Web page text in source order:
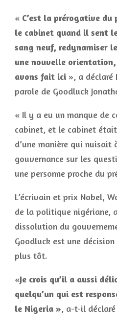
« C’est la prérogative du
le cabinet quand il sent
sang neuf, redynamiser
une nouvelle orientation,
avons fait ici », a déclaré
parole de Goodluck
« Il y a eu un manque de
cabinet, et le cabinet
d’une manière qui nuisait
gouvernance sur les
une personne proche du
L’écrivain et prix Nobel,
de la politique nigériane,
dissolution du
Goodluck est une
plus tôt.
«Je crois qu’il a aussi
quelqu’un qui est
le Nigeria », a-t-il déclaré